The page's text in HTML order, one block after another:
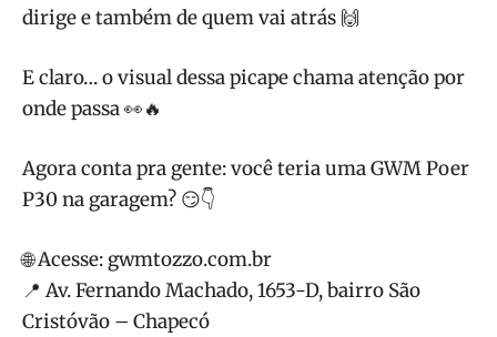
dirige e também de quem vai atrás 🙌
E claro… o visual dessa picape chama atenção por
onde passa 👀🔥
Agora conta pra gente: você teria uma GWM Poer
P30 na garagem? 😏👇
🌐 Acesse: gwmtozzo.com.br
📍 Av. Fernando Machado, 1653-D, bairro São
Cristóvão – Chapecó